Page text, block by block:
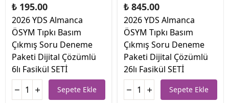
₺ 195.00
2026 YDS Almanca
ÖSYM Tıpkı Basım
Çıkmış Soru Deneme
Paketi Dijital Çözümlü
6lı Fasikül SETİ
Sepete Ekle
₺ 845.00
2026 YDS Almanca
ÖSYM Tıpkı Basım
Çıkmış Soru Deneme
Paketi Dijital Çözümlü
26lı Fasikül SETİ
Sepete Ekle